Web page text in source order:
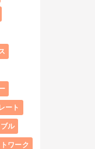
ート
ブル
ワーク